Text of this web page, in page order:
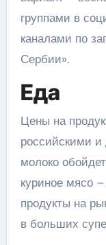
группами в
каналами по
Сербии».
Еда
Цены на
российскими
молоко
куриное мясо
продукты на
в больших